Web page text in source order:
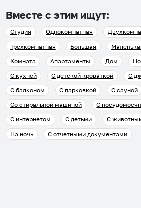
Вместе с этим ищут:
Студия Однокомнатная
Трехкомнатная
Большая
Комната
Апартаменты Дом
С кухней
С детской кроваткой С
С балконом
С парковкой С сауной
Со стиральной машиной
С
С интернетом
С детьми С
На ночь
С отчетными документами